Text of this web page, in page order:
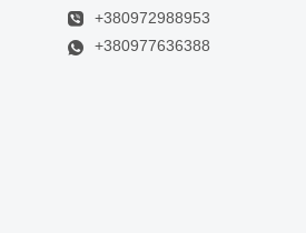
+380972988953
+380977636388